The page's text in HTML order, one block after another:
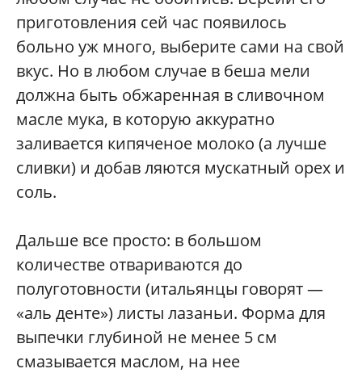
приготовления сей час появилось
больно уж много, выберите сами на свой
вкус. Но в любом случае в беша мели
должна быть обжаренная в сливочном
масле мука, в которую аккуратно
заливается кипяченое молоко (а лучше
сливки) и добав ляются мускатный орех и
соль.
Дальше все просто: в большом
количестве отвариваются до
полуготовности (итальянцы говорят —
«аль денте») листы лазаньи. Форма для
выпечки глубиной не менее 5 см
смазывается маслом, на нее